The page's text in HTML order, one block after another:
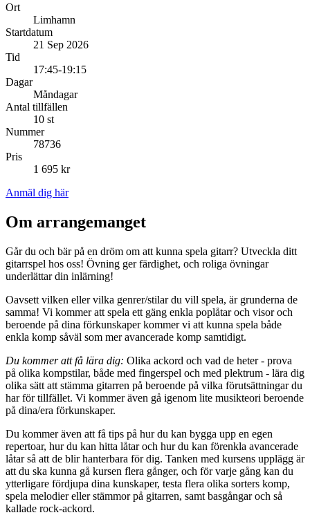
Ort
Limhamn
Startdatum
21 Sep 2026
Tid
17:45-19:15
Dagar
Måndagar
Antal tillfällen
10 st
Nummer
78736
Pris
1 695 kr
Anmäl dig här
Om arrangemanget
Går du och bär på en dröm om att kunna spela gitarr? Utveckla ditt
gitarrspel hos oss! Övning ger färdighet, och roliga övningar
underlättar din inlärning!
Oavsett vilken eller vilka genrer/stilar du vill spela, är grunderna de
samma! Vi kommer att spela ett gäng enkla poplåtar och visor och
beroende på dina förkunskaper kommer vi att kunna spela både
enkla komp såväl som mer avancerade komp samtidigt.
Du kommer att få lära dig: Olika ackord och vad de heter - prova
på olika kompstilar, både med fingerspel och med plektrum - lära dig
olika sätt att stämma gitarren på beroende på vilka förutsättningar du
har för tillfället. Vi kommer även gå igenom lite musikteori beroende
på dina/era förkunskaper.
Du kommer även att få tips på hur du kan bygga upp en egen
repertoar, hur du kan hitta låtar och hur du kan förenkla avancerade
låtar så att de blir hanterbara för dig. Tanken med kursens upplägg är
att du ska kunna gå kursen flera gånger, och för varje gång kan du
ytterligare fördjupa dina kunskaper, testa flera olika sorters komp,
spela melodier eller stämmor på gitarren, samt basgångar och så
kallade rock-ackord.